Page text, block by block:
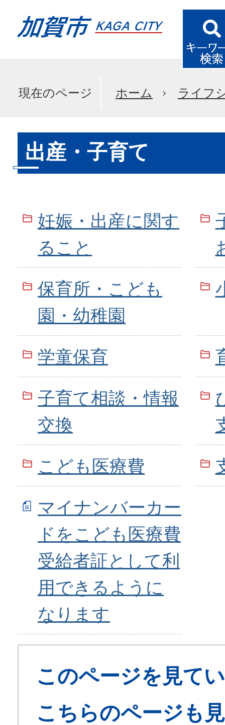
現在のページ ホーム ライフ
出産・子育て
妊娠・出産に関す
ること
保育所・こども
園・幼稚園
学童保育
子育て相談・情報
交換
こども医療費
マイナンバーカー
ドをこども医療費
受給者証として利
用できるように
なります
このページを見て
こちらのページも